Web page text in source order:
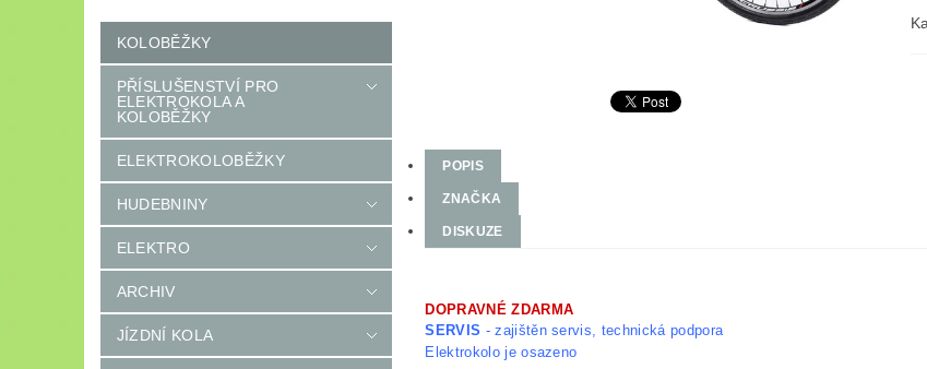
KOLOBĚŽKY
PŘÍSLUŠENSTVÍ PRO
ELEKTROKOLA A
KOLOBĚŽKY
ELEKTROKOLOBĚŽKY
HUDEBNINY
ELEKTRO
ARCHIV
JÍZDNÍ KOLA
POPIS
ZNAČKA
DISKUZE
DOPRAVNÉ ZDARMA
SERVIS - zajištěn servis, technická podpora
Elektrokolo je osazeno